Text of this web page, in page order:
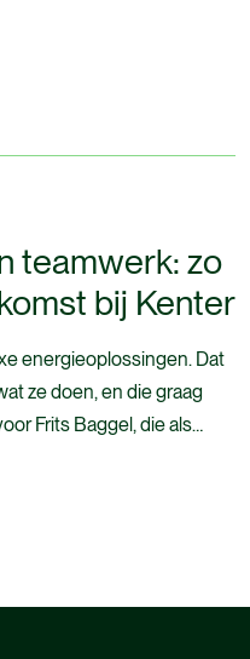
Versa in Oss. En dat
maar ook persoonlijk
teamwerk: zo
bij Kenter
energieoplossingen. Dat
ze doen, en die graag
Frits Baggel, die als
een project
samenkomen.
bijblijven en dat maakt